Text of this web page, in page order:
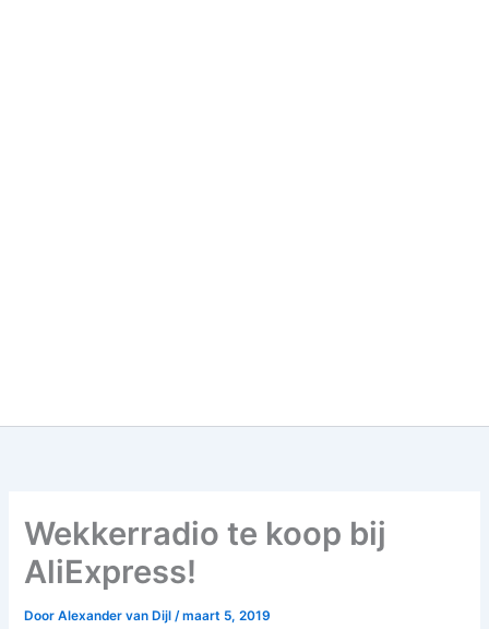
Wekkerradio te koop bij
AliExpress!
DoorAlexander van Dijl/maart 5, 2019